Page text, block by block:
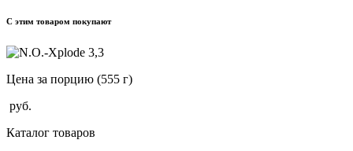
С этим товаром покупают
Цена за порцию (555 г)
руб.
Каталог товаров